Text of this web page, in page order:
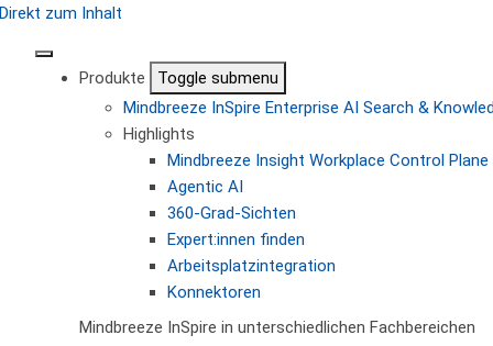
Direkt zum Inhalt
Produkte
Toggle submenu
Mindbreeze InSpire Enterprise AI Search &
Highlights
Mindbreeze Insight Workplace Control
Agentic AI
360-Grad-Sichten
Expert:innen finden
Arbeitsplatzintegration
Konnektoren
Mindbreeze InSpire in unterschiedlichen Fachbereichen